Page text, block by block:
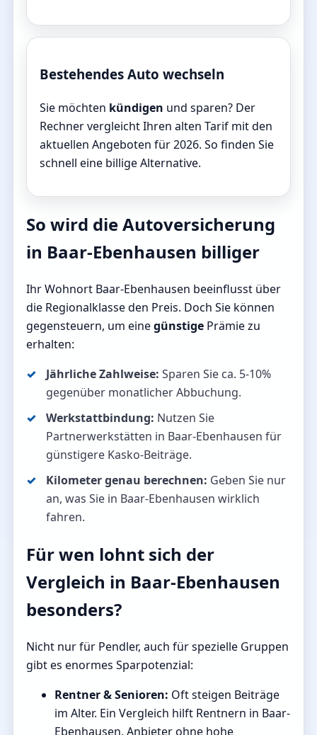
Bestehendes Auto wechseln
Sie möchten kündigen und sparen? Der
Rechner vergleicht Ihren alten Tarif mit den
aktuellen Angeboten für 2026. So finden Sie
schnell eine billige Alternative.
So wird die Autoversicherung
in Baar-Ebenhausen billiger
Ihr Wohnort Baar-Ebenhausen beeinflusst über
die Regionalklasse den Preis. Doch Sie können
gegensteuern, um einegünstige Prämie zu
erhalten:
Jährliche Zahlweise: Sparen Sie ca. 5-10%
gegenüber monatlicher Abbuchung.
Werkstattbindung: Nutzen Sie
Partnerwerkstätten in Baar-Ebenhausen für
günstigere Kasko-Beiträge.
Kilometer genau berechnen: Geben Sie nur
an, was Sie in Baar-Ebenhausen wirklich
fahren.
Für wen lohnt sich der
Vergleich in Baar-Ebenhausen
besonders?
Nicht nur für Pendler, auch für spezielle Gruppen
gibt es enormes Sparpotenzial:
Rentner & Senioren: Oft steigen Beiträge
im Alter. Ein Vergleich hilft Rentnern in Baar-
Ebenhausen, Anbieter ohne hohe